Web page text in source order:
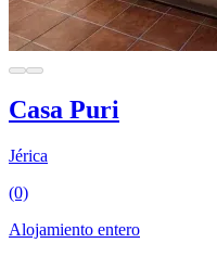
Casa Puri
Jérica
(0)
Alojamiento entero